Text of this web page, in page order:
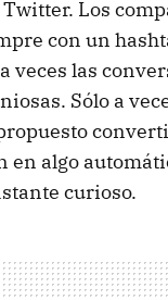
Los
con un
veces las
Sólo a
en algo
curioso.